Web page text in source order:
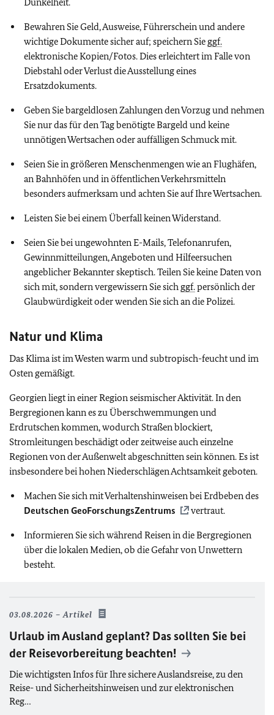
Bewahren Sie Geld, Ausweise, Führerschein und andere
wichtige Dokumente sicher auf; speichern Sie ggf.
elektronische Kopien/Fotos. Dies erleichtert im Falle von
Diebstahl oder Verlust die Ausstellung eines
Ersatzdokuments.
Geben Sie bargeldlosen Zahlungen den Vorzug und nehmen
Sie nur das für den Tag benötigte Bargeld und keine
unnötigen Wertsachen oder auffälligen Schmuck mit.
Seien Sie in größeren Menschenmengen wie an Flughäfen,
an Bahnhöfen und in öffentlichen Verkehrsmitteln
besonders aufmerksam und achten Sie auf Ihre Wertsachen.
Leisten Sie bei einem Überfall keinen Widerstand.
Seien Sie bei ungewohnten E-Mails, Telefonanrufen,
Gewinnmitteilungen, Angeboten und Hilfeersuchen
angeblicher Bekannter skeptisch. Teilen Sie keine Daten von
sich mit, sondern vergewissern Sie sich ggf.persönlich der
Glaubwürdigkeit oder wenden Sie sich an die Polizei.
Natur und Klima
Das Klima ist im Westen warm und subtropisch-feucht und im
Osten gemäßigt.
Georgien liegt in einer Region seismischer Aktivität. In den
Bergregionen kann es zu Überschwemmungen und
Erdrutschen kommen, wodurch Straßen blockiert,
Stromleitungen beschädigt oder zeitweise auch einzelne
Regionen von der Außenwelt abgeschnitten sein können. Es ist
insbesondere bei hohen Niederschlägen Achtsamkeit geboten.
Machen Sie sich mit Verhaltenshinweisen bei Erdbeben des
Deutschen GeoForschungsZentrums
vertraut.
Informieren Sie sich während Reisen in die Bergregionen
über die lokalen Medien, ob die Gefahr von Unwettern
besteht.
03.08.2026 Artikel
Urlaub im Ausland geplant? Das sollten Sie bei
der Reisevorbereitung beachten!
Die wichtigsten Infos für Ihre sichere Auslandsreise, zu den
Reise- und Sicherheitshinweisen und zur elektronischen
Reg…